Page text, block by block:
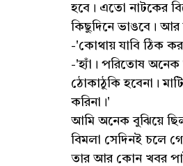
হবে। এতো নাটকের
কিছুদিনে ভাঙবে। আর
-'কোথায় যাবি ঠিক
-'হ্যাঁ। পরিতোষ
ঠোকাঠুকি হবেনা।
করিনা।'
আমি অনেক বুঝিয়ে
বিমলা সেদিনই চলে
তার আর কোন খবর